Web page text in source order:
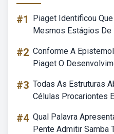
#1
Piaget Identificou
Mesmos Estágios
#2 Conforme A
Piaget O
#3 Todas As Estruturas
Células Procariontes
#4 Qual Palavra
Pente Admitir Samba